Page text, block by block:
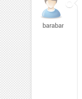
barabanoba283